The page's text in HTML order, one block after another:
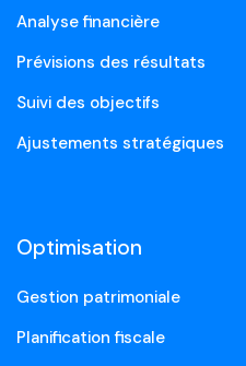
Analyse financière
Prévisions des résultats
Suivi des objectifs
Ajustements stratégiques
Optimisation
Gestion patrimoniale
Planification fiscale